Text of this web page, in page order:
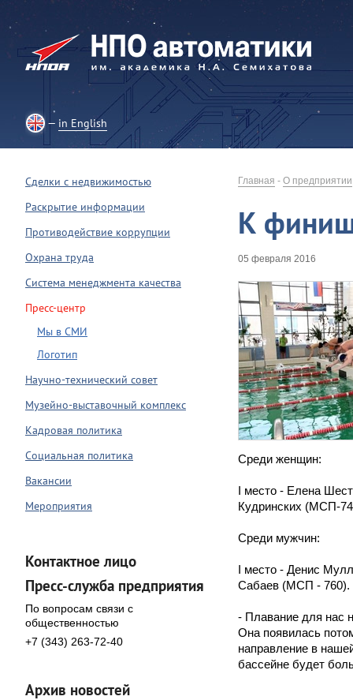
in English
Главная - О предприятии
К
05 февраля 2016
Среди женщин:
I место - Елена
Кудринских (МСП-
Среди мужчин:
I место - Денис
Сабаев (МСП - 760).
- Плавание для нас
Она появилась
направление в
бассейне будет
Сделки с недвижимостью
Раскрытие информации
Противодействие коррупции
Охрана труда
Система менеджмента качества
Пресс-центр
Мы в СМИ
Логотип
Научно-технический совет
Музейно-выставочный комплекс
Кадровая политика
Социальная политика
Вакансии
Мероприятия
Контактное лицо
Пресс-служба предприятия
По вопросам связи с
общественностью
+7 (343) 263-72-40
Архив новостей